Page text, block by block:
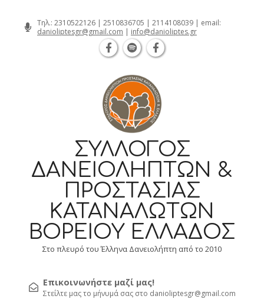
Τηλ.: 2310522126 | 2510836705 | 2114108039 | email:
danioliptesgr@gmail.com | info@danioliptes.gr
ΣΎΛΛΟΓΟΣ
ΔΑΝΕΙΟΛΗΠΤΏΝ &
ΠΡΟΣΤΑΣΊΑΣ
ΚΑΤΑΝΑΛΩΤΏΝ
ΒΟΡΕΊΟΥ ΕΛΛΆΔΟΣ
Στο πλευρό του Έλληνα Δανειολήπτη από το 2010
Επικοινωνήστε μαζί μας!
Στείλτε μας το μήνυμά σας στο danioliptesgr@gmail.com